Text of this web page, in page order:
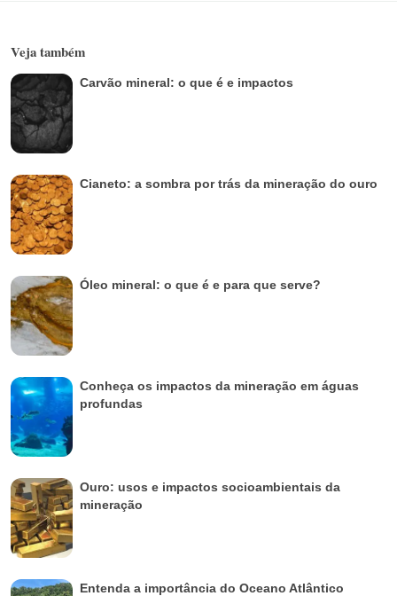
Veja também
Carvão mineral: o que é e impactos
Cianeto: a sombra por trás da mineração do ouro
Óleo mineral: o que é e para que serve?
Conheça os impactos da mineração em águas
profundas
Ouro: usos e impactos socioambientais da
mineração
Entenda a importância do Oceano Atlântico